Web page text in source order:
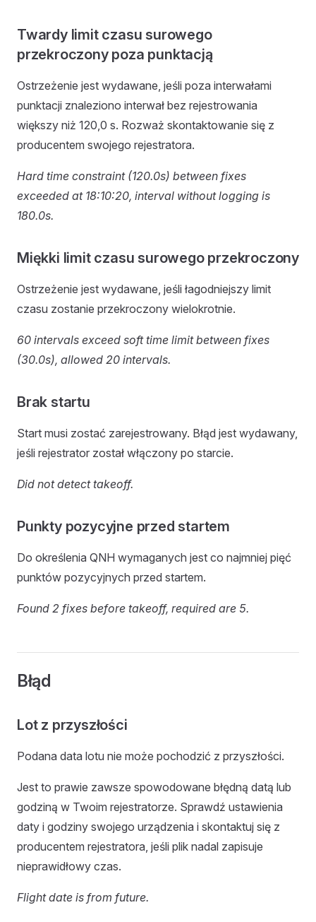
Twardy limit czasu surowego
przekroczony poza punktacją
Ostrzeżenie jest wydawane, jeśli poza interwałami
punktacji znaleziono interwał bez rejestrowania
większy niż 120,0 s. Rozważ skontaktowanie się z
producentem swojego rejestratora.
Hard time constraint (120.0s) between fixes
exceeded at 18:10:20, interval without logging is
180.0s.
Miękki limit czasu surowego przekroczony
Ostrzeżenie jest wydawane, jeśli łagodniejszy limit
czasu zostanie przekroczony wielokrotnie.
60 intervals exceed soft time limit between fixes
(30.0s), allowed 20 intervals.
Brak startu
Start musi zostać zarejestrowany. Błąd jest wydawany,
jeśli rejestrator został włączony po starcie.
Did not detect takeoff.
Punkty pozycyjne przed startem
Do określenia QNH wymaganych jest co najmniej pięć
punktów pozycyjnych przed startem.
Found 2 fixes before takeoff, required are 5.
Błąd
Lot z przyszłości
Podana data lotu nie może pochodzić z przyszłości.
Jest to prawie zawsze spowodowane błędną datą lub
godziną w Twoim rejestratorze. Sprawdź ustawienia
daty i godziny swojego urządzenia i skontaktuj się z
producentem rejestratora, jeśli plik nadal zapisuje
nieprawidłowy czas.
Flight date is from future.